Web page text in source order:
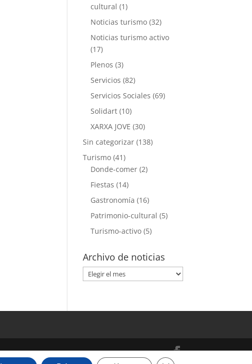
cultural (1)
Noticias turismo (32)
Noticias turismo activo
(17)
Plenos (3)
Servicios (82)
Servicios Sociales (69)
Solidart (10)
XARXA JOVE (30)
Sin categorizar (138)
Turismo (41)
Donde-comer (2)
Fiestas (14)
Gastronomía (16)
Patrimonio-cultural (5)
Turismo-activo (5)
Archivo de noticias
Archivo
de